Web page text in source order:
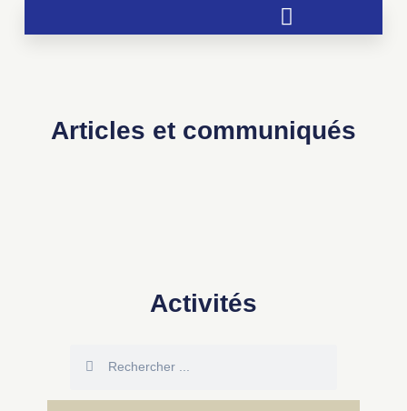
Articles et communiqués
Activités